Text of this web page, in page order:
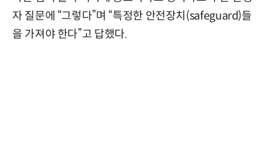
자 질문에 “그렇다”며 “특정한 안전장치(safeguard)들
을 가져야 한다”고 답했다.